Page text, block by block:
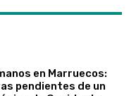
en Marruecos:
pendientes de un